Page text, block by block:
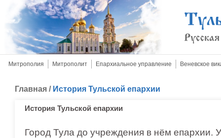
Митрополия Митрополит Епархиальное управление Веневское
Главная / История Тульской епархии
История Тульской епархии
Город Тула до учреждения в нём епархии.